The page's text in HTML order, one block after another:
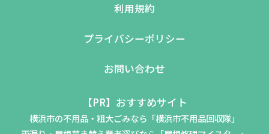
利用規約
プライバシーポリシー
お問い合わせ
【PR】おすすめサイト
横浜市の不用品・粗大ごみなら「横浜市不用品回収隊」